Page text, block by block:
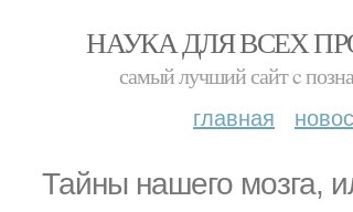
НАУКА ДЛЯ ВСЕХ
самый лучший сайт c
главная
Тайны нашего мозга,